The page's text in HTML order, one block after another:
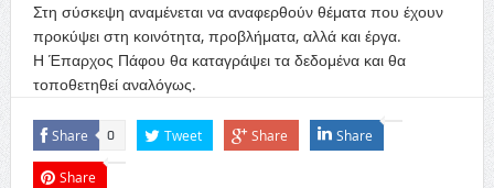
Στη σύσκεψη αναμένεται να αναφερθούν θέματα που έχουν
προκύψει στη κοινότητα, προβλήματα, αλλά και έργα.
Η Έπαρχος Πάφου θα καταγράψει τα δεδομένα και θα
τοποθετηθεί αναλόγως.
Share 0 Tweet Share Share
Share